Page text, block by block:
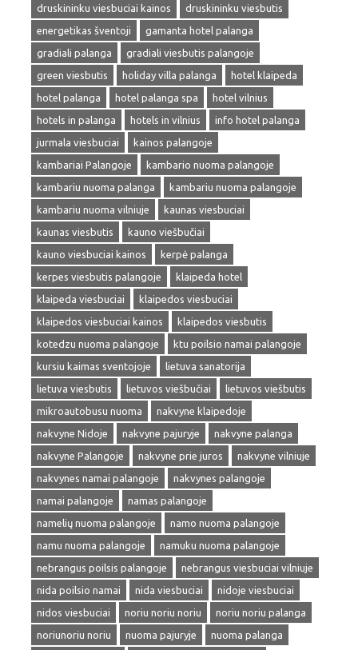
druskininku viesbuciai kainos
druskininku viesbutis
energetikas šventoji
gamanta hotel palanga
gradiali palanga
gradiali viesbutis palangoje
green viesbutis
holiday villa palanga
hotel klaipeda
hotel palanga
hotel palanga spa
hotel vilnius
hotels in palanga
hotels in vilnius
info hotel palanga
jurmala viesbuciai
kainos palangoje
kambariai Palangoje
kambario nuoma palangoje
kambariu nuoma palanga
kambariu nuoma palangoje
kambariu nuoma vilniuje
kaunas viesbuciai
kaunas viesbutis
kauno viešbučiai
kauno viesbuciai kainos
kerpė palanga
kerpes viesbutis palangoje
klaipeda hotel
klaipeda viesbuciai
klaipedos viesbuciai
klaipedos viesbuciai kainos
klaipedos viesbutis
kotedzu nuoma palangoje
ktu poilsio namai palangoje
kursiu kaimas sventojoje
lietuva sanatorija
lietuva viesbutis
lietuvos viešbučiai
lietuvos viešbutis
mikroautobusu nuoma
nakvyne klaipedoje
nakvyne Nidoje
nakvyne pajuryje
nakvyne palanga
nakvyne Palangoje
nakvyne prie juros
nakvyne vilniuje
nakvynes namai palangoje
nakvynes palangoje
namai palangoje
namas palangoje
namelių nuoma palangoje
namo nuoma palangoje
namu nuoma palangoje
namuku nuoma palangoje
nebrangus poilsis palangoje
nebrangus viesbuciai vilniuje
nida poilsio namai
nida viesbuciai
nidoje viesbuciai
nidos viesbuciai
noriu noriu noriu
noriu noriu palanga
noriunoriu noriu
nuoma pajuryje
nuoma palanga